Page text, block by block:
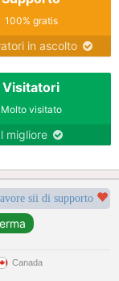
100% gratis
in ascolto
Visitatori
Molto visitato
migliore
sii di supporto
Canada